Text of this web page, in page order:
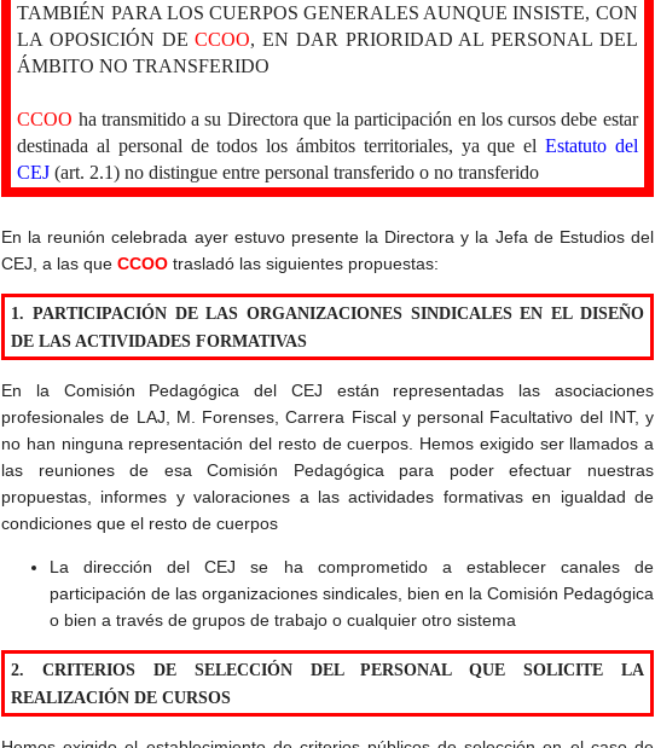
TAMBIÉN PARA LOS CUERPOS GENERALES AUNQUE INSISTE, CON
LA OPOSICIÓN DECCOO, EN DAR PRIORIDAD AL PERSONAL DEL
ÁMBITO NO TRANSFERIDO
CCOO ha transmitido a su Directora que la participación en los cursos debe estar
destinada al personal de todos los ámbitos territoriales, ya que el Estatuto del
CEJ (art. 2.1) no distingue entre personal transferido o no transferido
En la reunión celebrada ayer estuvo presente la Directora y la Jefa de Estudios del
CEJ, a las que CCOO trasladó las siguientes propuestas:
1. PARTICIPACIÓN DE LAS ORGANIZACIONES SINDICALES EN EL DISEÑO
DE LAS ACTIVIDADES FORMATIVAS
En la Comisión Pedagógica del CEJ están representadas las asociaciones
profesionales de LAJ, M. Forenses, Carrera Fiscal y personal Facultativo del INT, y
no han ninguna representación del resto de cuerpos. Hemos exigido ser llamados a
las reuniones de esa Comisión Pedagógica para poder efectuar nuestras
propuestas, informes y valoraciones a las actividades formativas en igualdad de
condiciones que el resto de cuerpos
La dirección del CEJ se ha comprometido a establecer canales de
participación de las organizaciones sindicales, bien en la Comisión Pedagógica
o bien a través de grupos de trabajo o cualquier otro sistema
2. CRITERIOS DE SELECCIÓN DEL PERSONAL QUE SOLICITE LA
REALIZACIÓN DE CURSOS